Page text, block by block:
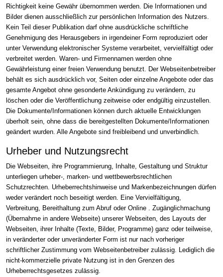
Richtigkeit keine Gewähr übernommen werden. Die Informationen und
Bilder dienen ausschließlich zur persönlichen Information des Nutzers.
Kein Teil dieser Publikation darf ohne ausdrückliche schriftliche
Genehmigung des Herausgebers in irgendeiner Form reproduziert oder
unter Verwendung elektronischer Systeme verarbeitet, vervielfältigt oder
verbreitet werden. Waren- und Firmennamen werden ohne
Gewährleistung einer freien Verwendung benutzt. Der Webseitenbetreiber
behält es sich ausdrücklich vor, Seiten oder einzelne Angebote oder das
gesamte Angebot ohne gesonderte Ankündigung zu verändern, zu
löschen oder die Veröffentlichung zeitweise oder endgültig einzustellen.
Die Dokumente/Informationen können durch aktuelle Entwicklungen
überholt sein, ohne dass die bereitgestellten Dokumente/Informationen
geändert wurden. Alle Angebote sind freibleibend und unverbindlich.
Urheber und Nutzungsrecht
Die Webseiten, ihre Programmierung, Inhalte, Gestaltung und Struktur
unterliegen urheber-, marken- und wettbewerbsrechtlichen
Schutzrechten. Urheberrechtshinweise und Markenbezeichnungen dürfen
weder verändert noch beseitigt werden. Eine Vervielfältigung,
Verbreitung, Bereithaltung zum Abruf oder Online . Zugänglichmachung
(Übernahme in andere Webseite) unserer Webseiten, des Layouts der
Webseiten, ihrer Inhalte (Texte, Bilder, Programme) ganz oder teilweise,
in veränderter oder unveränderter Form ist nur nach vorheriger
schriftlicher Zustimmung vom Webseitenbetreiber zulässig. Lediglich die
nicht-kommerzielle private Nutzung ist in den Grenzen des
Urheberrechtsgesetzes zulässig.